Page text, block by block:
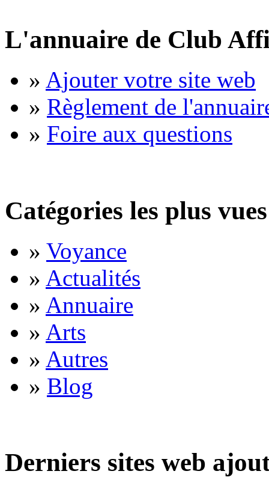
L'annuaire de Club
» Ajouter votre site web
» Règlement de
» Foire aux questions
Catégories les plus vues
» Voyance
» Actualités
» Annuaire
» Arts
» Autres
» Blog
Derniers sites web